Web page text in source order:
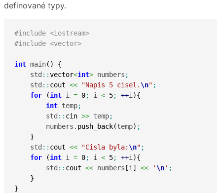
definované typy.
#include <iostream>
#include <vector>
int main( )
{
    std
::vector<int> numbers ;
    std
:: cout << "Napis 5 cisel. \n" ;
for
(int i = 0; i < 5; ++i ){
int temp;
        std
:: cin >> temp;
        numbers.
push_back(temp) ;
}
    std
:: cout << "Cisla byla: \n" ;
for
(int i = 0; i < 5; ++i ){
        std
:: cout << numbers [i ] << ' \n' ;
}
}